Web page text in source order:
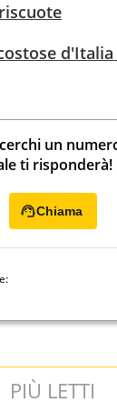
un
ti risponderà!
Chiama
PIÙ LETTI